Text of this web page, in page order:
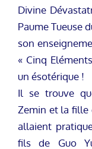
Divine
Paume Tueuse
son
« Cinq
un ésotérique !
Il se trouve
Zemin et la fille
allaient
fils de Guo